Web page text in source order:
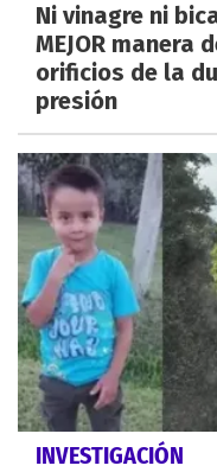
Ni vinagre ni
MEJOR manera
orificios de la
presión
INVESTIGACIÓN